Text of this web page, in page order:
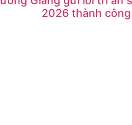
2026 thành